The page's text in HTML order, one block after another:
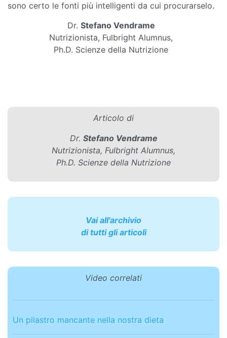
sono certo le fonti più intelligenti da cui procurarselo.
Dr. Stefano Vendrame
Nutrizionista, Fulbright Alumnus,
Ph.D. Scienze della Nutrizione
Articolo di
Dr. Stefano Vendrame
Nutrizionista, Fulbright Alumnus,
Ph.D. Scienze della Nutrizione
Vai all'archivio
di tutti gli articoli
Video correlati
Un pilastro mancante nella nostra dieta